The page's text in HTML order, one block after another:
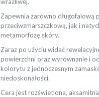
Zapewnia zarówno długofalową
przeciwzmarszczkową, jak i
metamorfozę skóry.
Zaraz po użyciu widać
powierzchni oraz wyrównanie i
kolorytu z jednoczesnym
niedoskonałości.
Cera jest rozświetlona,